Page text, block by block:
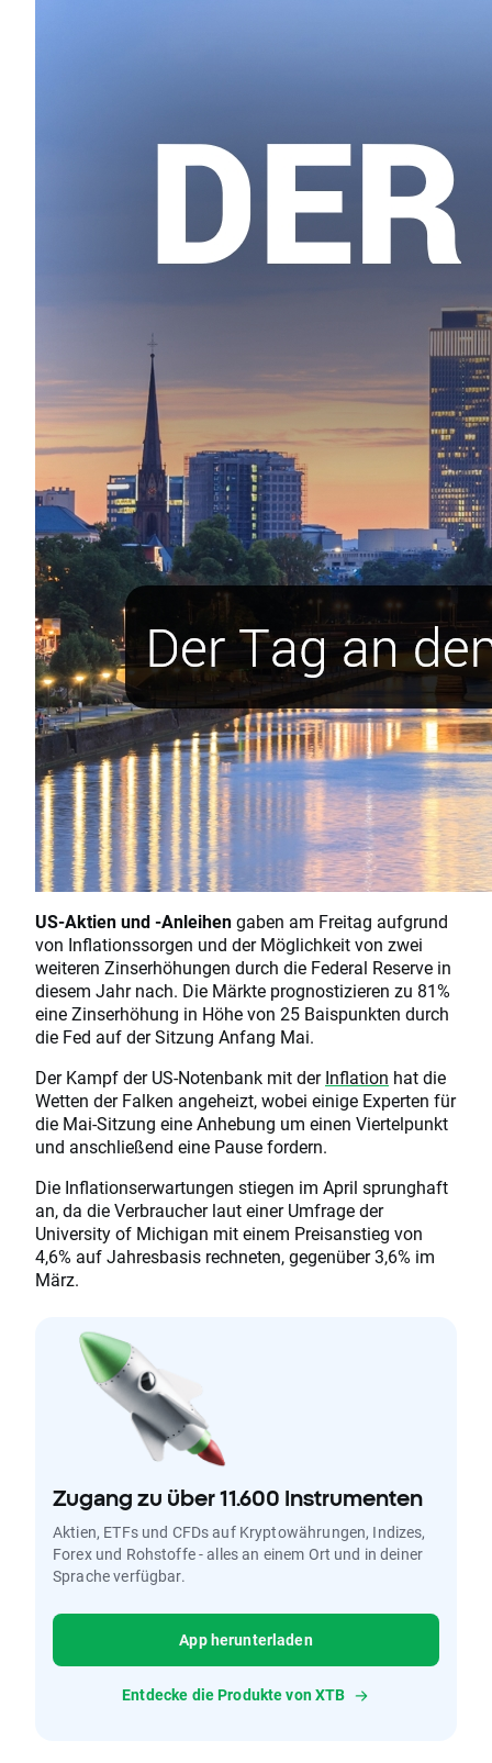
US-Aktien und -Anleihengaben am Freitag aufgrund
von Inflationssorgen und der Möglichkeit von zwei
weiteren Zinserhöhungen durch die Federal Reserve in
diesem Jahr nach. Die Märkte prognostizieren zu 81%
eine Zinserhöhung in Höhe von 25 Baispunkten durch
die Fed auf der Sitzung Anfang Mai.
Der Kampf der US-Notenbank mit derInflation hat die
Wetten der Falken angeheizt, wobei einige Experten für
die Mai-Sitzung eine Anhebung um einen Viertelpunkt
und anschließend eine Pause fordern.
Die Inflationserwartungen stiegen im April sprunghaft
an, da die Verbraucher laut einer Umfrage der
University of Michigan mit einem Preisanstieg von
4,6% auf Jahresbasis rechneten, gegenüber 3,6% im
März.
Zugang zu über 11.600 Instrumenten
Aktien, ETFs und CFDs auf Kryptowährungen, Indizes,
Forex und Rohstoffe - alles an einem Ort und in deiner
Sprache verfügbar.
App herunterladen
Entdecke die Produkte von XTB